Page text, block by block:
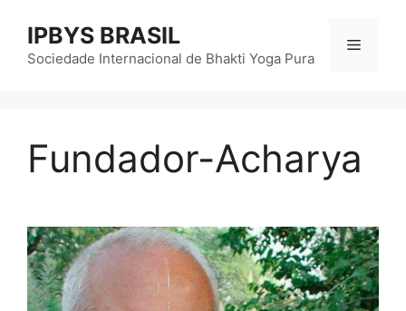
paraIPBYS BRASIL
Sociedade Internacional de Bhakti Yoga Pura
Menu
Fundador-Acharya